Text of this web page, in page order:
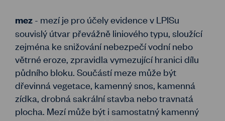
mez - mezí je pro účely evidence v LPISu
souvislý útvar převážně liniového typu, sloužící
zejména ke snižování nebezpečí vodní nebo
větrné eroze, zpravidla vymezující hranici dílu
půdního bloku. Součástí meze může být
dřevinná vegetace, kamenný snos, kamenná
zídka, drobná sakrální stavba nebo travnatá
plocha. Mezí může být i samostatný kamenný